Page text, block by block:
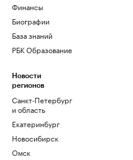
Финансы
Биографии
База знаний
РБК Образование
Новости
регионов
Санкт-Петербург
и область
Екатеринбург
Новосибирск
Омск